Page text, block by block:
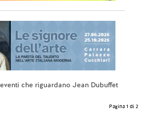
che riguardano Jean Dubuffet
Pagina 1 di 2